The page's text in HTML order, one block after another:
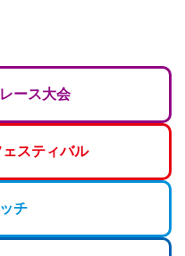
ース大会
スティバル
チ